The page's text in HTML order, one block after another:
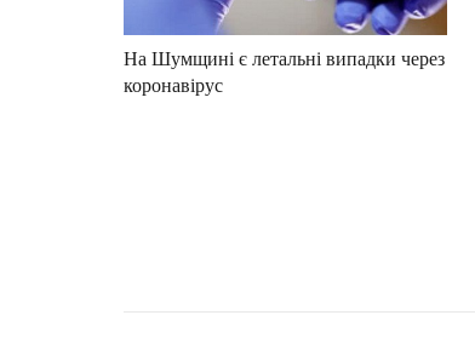
На Шумщині є летальні випадки через
коронавірус